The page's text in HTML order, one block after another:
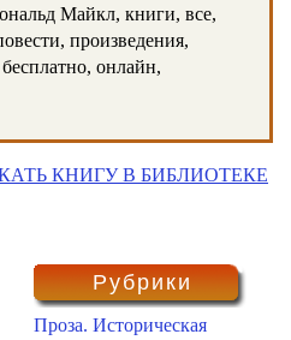
Майкл, книги, все,
произведения,
бесплатно, онлайн,
КНИГУ В БИБЛИОТЕКЕ
Рубрики
Проза. Историческая